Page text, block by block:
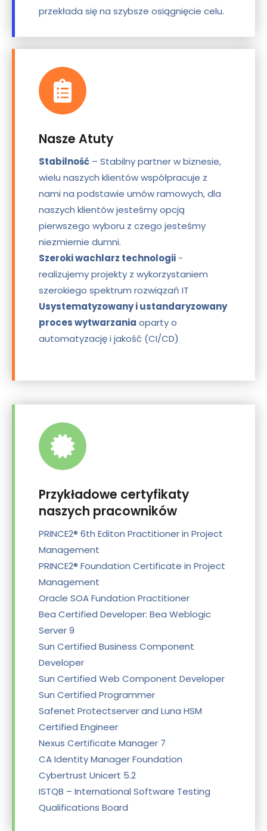
przekłada się na szybsze osiągnięcie celu.
Nasze Atuty
Stabilność – Stabilny partner w biznesie,
wielu naszych klientów współpracuje z
nami na podstawie umów ramowych, dla
naszych klientów jesteśmy opcją
pierwszego wyboru z czego jesteśmy
niezmiernie dumni.
Szeroki wachlarz technologii -
realizujemy projekty z wykorzystaniem
szerokiego spektrum rozwiązań IT
Usystematyzowany i ustandaryzowany
proces wytwarzania oparty o
automatyzację i jakość (CI/CD)
Przykładowe certyfikaty
naszych pracowników
PRINCE2® 6th Editon Practitioner in Project
Management
PRINCE2® Foundation Certificate in Project
Management
Oracle SOA Fundation Practitioner
Bea Certified Developer: Bea Weblogic
Server 9
Sun Certified Business Component
Developer
Sun Certified Web Component Developer
Sun Certified Programmer
Safenet Protectserver and Luna HSM
Certified Engineer
Nexus Certificate Manager 7
CA Identity Manager Foundation
Cybertrust Unicert 5.2
ISTQB – International Software Testing
Qualifications Board